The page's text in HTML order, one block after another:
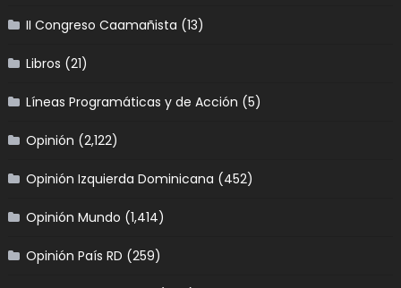
II Congreso Caamañista (13)
Libros (21)
Líneas Programáticas y de Acción (5)
Opinión (2,122)
Opinión Izquierda Dominicana (452)
Opinión Mundo (1,414)
Opinión País RD (259)